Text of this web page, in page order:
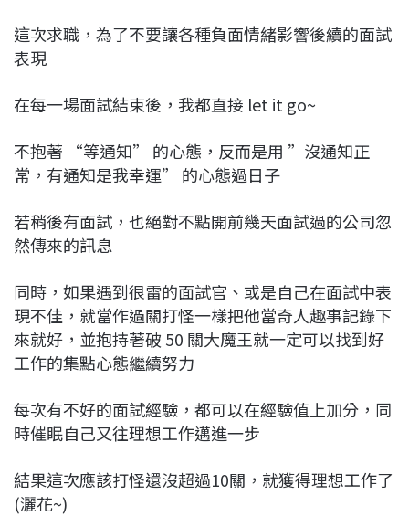
這次求職，為了不要讓各種負面情緒影響後續的面試
表現
在每一場面試結束後，我都直接 let it go~
不抱著 “等通知” 的心態，反而是用 ”沒通知正
常，有通知是我幸運” 的心態過日子
若稍後有面試，也絕對不點開前幾天面試過的公司忽
然傳來的訊息
同時，如果遇到很雷的面試官、或是自己在面試中表
現不佳，就當作過關打怪一樣把他當奇人趣事記錄下
來就好，並抱持著破 50 關大魔王就一定可以找到好
工作的集點心態繼續努力
每次有不好的面試經驗，都可以在經驗值上加分，同
時催眠自己又往理想工作邁進一步
結果這次應該打怪還沒超過10關，就獲得理想工作了
(灑花~)